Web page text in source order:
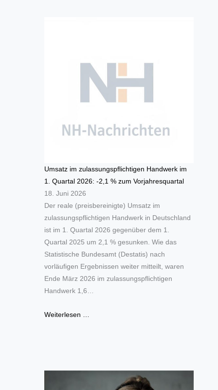
Umsatz im zulassungspflichtigen Handwerk im
1. Quartal 2026: -2,1 % zum Vorjahresquartal
18. Juni 2026
Der reale (preisbereinigte) Umsatz im
zulassungspflichtigen Handwerk in Deutschland
ist im 1. Quartal 2026 gegenüber dem 1.
Quartal 2025 um 2,1 % gesunken. Wie das
Statistische Bundesamt (Destatis) nach
vorläufigen Ergebnissen weiter mitteilt, waren
Ende März 2026 im zulassungspflichtigen
Handwerk 1,6…
Weiterlesen …